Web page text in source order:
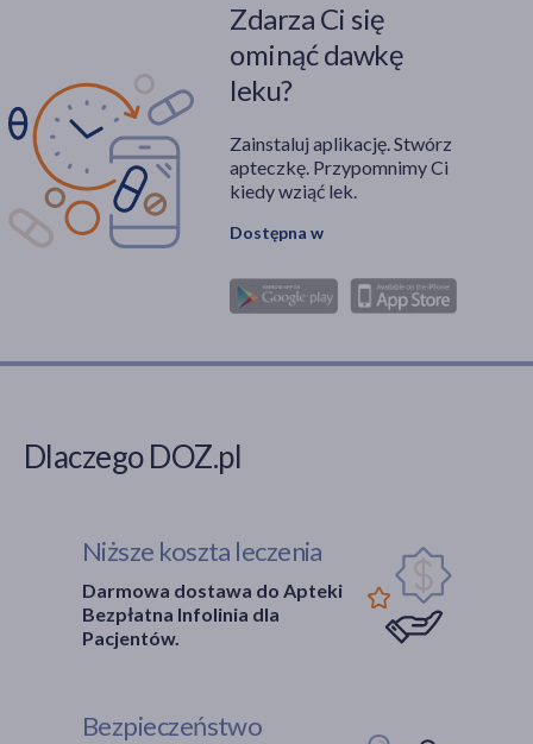
Zdarza Ci się
ominąć dawkę
leku?
Zainstaluj aplikację. Stwórz
apteczkę. Przypomnimy Ci
kiedy wziąć lek.
Dostępna w
Dlaczego DOZ.pl
Niższe koszta leczenia
Darmowa dostawa do Apteki
Bezpłatna Infolinia dla
Pacjentów.
Bezpieczeństwo